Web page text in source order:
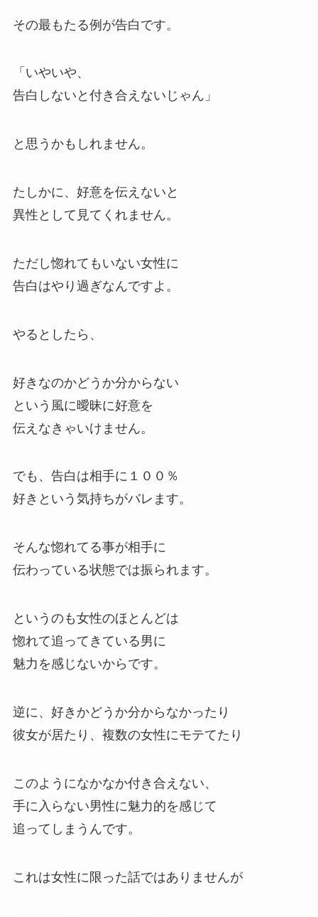
その最もたる例が告白です。
「いやいや、
告白しないと付き合えないじゃん」
と思うかもしれません。
たしかに、好意を伝えないと
異性として見てくれません。
ただし惚れてもいない女性に
告白はやり過ぎなんですよ。
やるとしたら、
好きなのかどうか分からない
という風に曖昧に好意を
伝えなきゃいけません。
でも、告白は相手に１００％
好きという気持ちがバレます。
そんな惚れてる事が相手に
伝わっている状態では振られます。
というのも女性のほとんどは
惚れて追ってきている男に
魅力を感じないからです。
逆に、好きかどうか分からなかったり
彼女が居たり、複数の女性にモテてたり
このようになかなか付き合えない、
手に入らない男性に魅力的を感じて
追ってしまうんです。
これは女性に限った話ではありませんが